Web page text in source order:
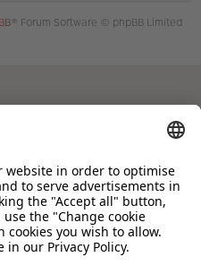
® Forum Software © phpBB Limited